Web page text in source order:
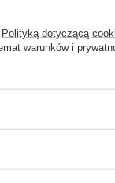
Polityką dotyczącą
warunków i